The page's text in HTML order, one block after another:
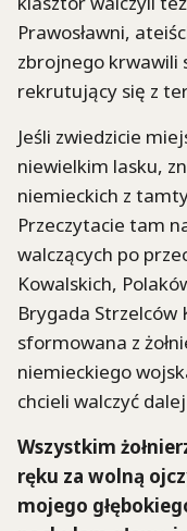
Prawosławni,
zbrojnego krwawili
rekrutujący się z
Jeśli zwiedzicie
niewielkim lasku,
niemieckich z
Przeczytacie tam
walczących po
Kowalskich,
Brygada Strzelców
sformowana z
niemieckiego
chcieli walczyć
Wszystkim
ręku za wolną
mojego